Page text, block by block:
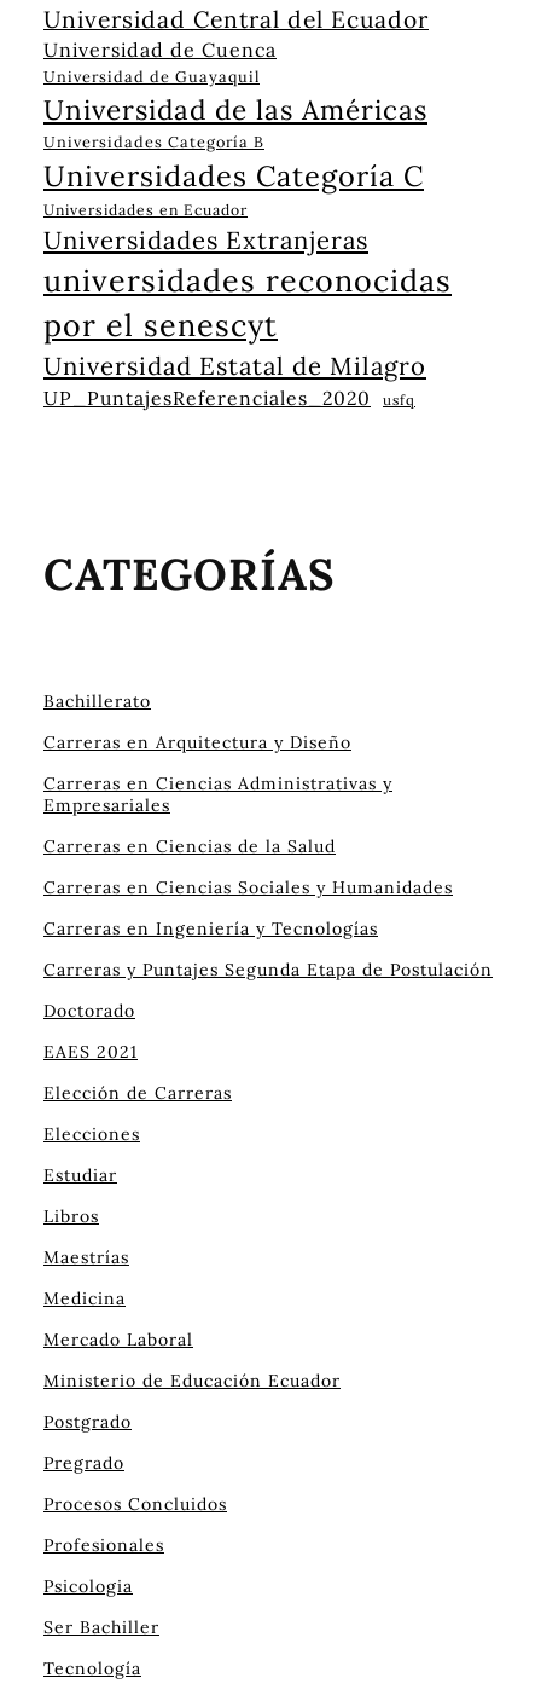
Universidad Central del Ecuador
Universidad de Cuenca
Universidad de Guayaquil
Universidad de las Américas
Universidades Categoría B
Universidades Categoría C
Universidades en Ecuador
Universidades Extranjeras
universidades reconocidas
por el senescyt
Universidad Estatal de Milagro
UP_PuntajesReferenciales_2020 usfq
CATEGORÍAS
Bachillerato
Carreras en Arquitectura y Diseño
Carreras en Ciencias Administrativas y
Empresariales
Carreras en Ciencias de la Salud
Carreras en Ciencias Sociales y Humanidades
Carreras en Ingeniería y Tecnologías
Carreras y Puntajes Segunda Etapa de Postulación
Doctorado
EAES 2021
Elección de Carreras
Elecciones
Estudiar
Libros
Maestrías
Medicina
Mercado Laboral
Ministerio de Educación Ecuador
Postgrado
Pregrado
Procesos Concluidos
Profesionales
Psicologia
Ser Bachiller
Tecnología